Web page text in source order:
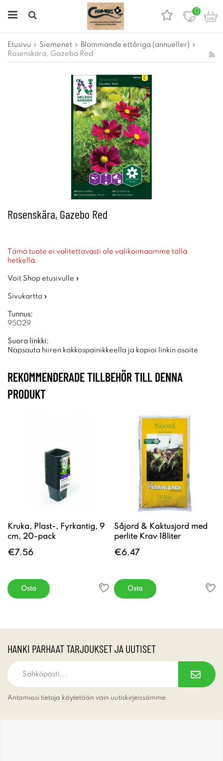
0
Etusivu Siemenet
Blommande ettåriga (annueller)
Rosenskära, Gazebo Red
Rosenskära, Gazebo Red
Tämä tuote ei valitettavasti ole valikoimaamme tällä
hetkellä.
Voit Shop etusivulle »
Sivukartta »
Tunnus:
95029
Suora linkki:
Napsauta hiiren kakkospainikkeella ja kopioi linkin osoite
REKOMMENDERADE TILLBEHÖR TILL DENNA
PRODUKT
Kruka, Plast-, Fyrkantig, 9
cm, 20-pack
€7.56
Osta
Såjord & Kaktusjord med
perlite Krav 18liter
€6.47
Osta
HANKI PARHAAT TARJOUKSET JA UUTISET
Antamiasi tietoja käytetään vain uutiskirjeissämme.